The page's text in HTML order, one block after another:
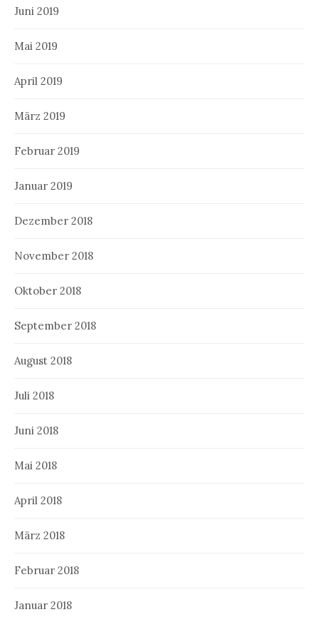
Juni 2019
Mai 2019
April 2019
März 2019
Februar 2019
Januar 2019
Dezember 2018
November 2018
Oktober 2018
September 2018
August 2018
Juli 2018
Juni 2018
Mai 2018
April 2018
März 2018
Februar 2018
Januar 2018